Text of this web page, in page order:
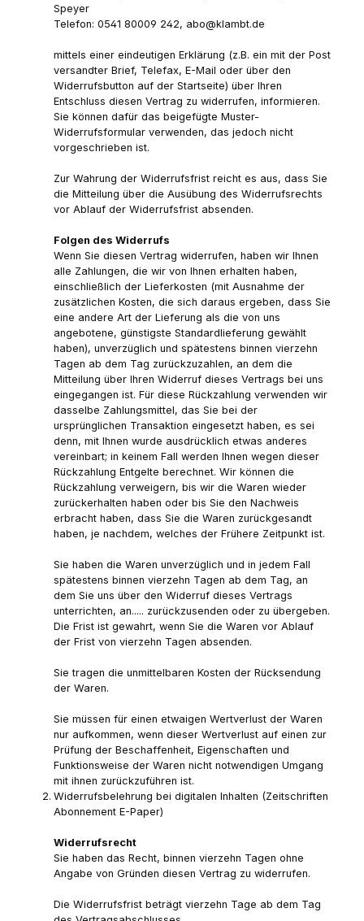
Speyer
Telefon: 0541 80009 242, abo@klambt.de
mittels einer eindeutigen Erklärung (z.B. ein mit der Post
versandter Brief, Telefax, E-Mail oder über den
Widerrufsbutton auf der Startseite) über Ihren
Entschluss diesen Vertrag zu widerrufen, informieren.
Sie können dafür das beigefügte Muster-
Widerrufsformular verwenden, das jedoch nicht
vorgeschrieben ist.
Zur Wahrung der Widerrufsfrist reicht es aus, dass Sie
die Mitteilung über die Ausübung des Widerrufsrechts
vor Ablauf der Widerrufsfrist absenden.
Folgen des Widerrufs
Wenn Sie diesen Vertrag widerrufen, haben wir Ihnen
alle Zahlungen, die wir von Ihnen erhalten haben,
einschließlich der Lieferkosten (mit Ausnahme der
zusätzlichen Kosten, die sich daraus ergeben, dass Sie
eine andere Art der Lieferung als die von uns
angebotene, günstigste Standardlieferung gewählt
haben), unverzüglich und spätestens binnen vierzehn
Tagen ab dem Tag zurückzuzahlen, an dem die
Mitteilung über Ihren Widerruf dieses Vertrags bei uns
eingegangen ist. Für diese Rückzahlung verwenden wir
dasselbe Zahlungsmittel, das Sie bei der
ursprünglichen Transaktion eingesetzt haben, es sei
denn, mit Ihnen wurde ausdrücklich etwas anderes
vereinbart; in keinem Fall werden Ihnen wegen dieser
Rückzahlung Entgelte berechnet. Wir können die
Rückzahlung verweigern, bis wir die Waren wieder
zurückerhalten haben oder bis Sie den Nachweis
erbracht haben, dass Sie die Waren zurückgesandt
haben, je nachdem, welches der Frühere Zeitpunkt ist.
Sie haben die Waren unverzüglich und in jedem Fall
spätestens binnen vierzehn Tagen ab dem Tag, an
dem Sie uns über den Widerruf dieses Vertrags
unterrichten, an..... zurückzusenden oder zu übergeben.
Die Frist ist gewahrt, wenn Sie die Waren vor Ablauf
der Frist von vierzehn Tagen absenden.
Sie tragen die unmittelbaren Kosten der Rücksendung
der Waren.
Sie müssen für einen etwaigen Wertverlust der Waren
nur aufkommen, wenn dieser Wertverlust auf einen zur
Prüfung der Beschaffenheit, Eigenschaften und
Funktionsweise der Waren nicht notwendigen Umgang
mit ihnen zurückzuführen ist.
Widerrufsbelehrung bei digitalen Inhalten (Zeitschriften
Abonnement E-Paper)
Widerrufsrecht
Sie haben das Recht, binnen vierzehn Tagen ohne
Angabe von Gründen diesen Vertrag zu widerrufen.
Die Widerrufsfrist beträgt vierzehn Tage ab dem Tag